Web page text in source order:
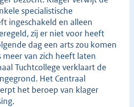
specialistische
ingeschakeld en alleen
zij er niet voor heeft
dag een arts zou komen
meer van zich heeft laten
Tuchtcollege verklaart de
Het Centraal
het beroep van klager